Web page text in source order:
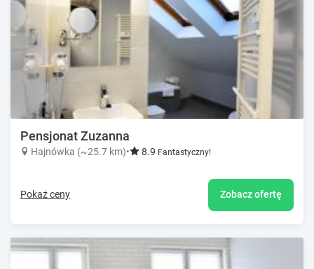
Pensjonat Zuzanna
Hajnówka (~25.7 km)• 8.9 Fantastyczny!
Pokaż ceny Zobacz ofertę